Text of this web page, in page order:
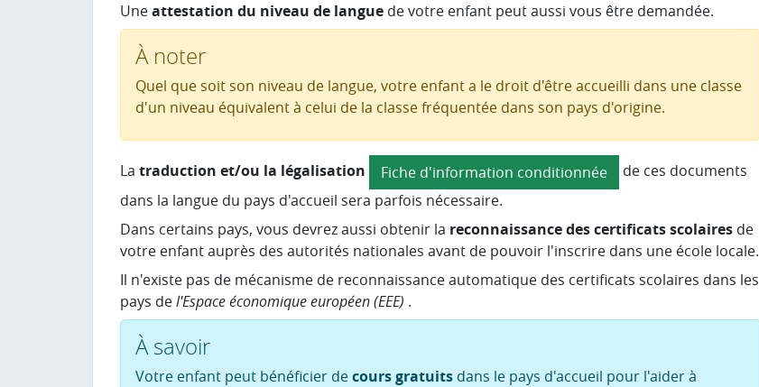
Uneattestation du niveau de langue de votre enfant peut aussi vous être demandée.
À noter
Quel que soit son niveau de langue, votre enfant a le droit d'être accueilli dans une classe
d'un niveau équivalent à celui de la classe fréquentée dans son pays d'origine.
La traduction et/ou la légalisation Fiche d'information conditionnée
de ces documents
dans la langue du pays d'accueil sera parfois nécessaire.
Dans certains pays, vous devrez aussi obtenir la reconnaissance des certificats scolaires de
votre enfant auprès des autorités nationales avant de pouvoir l'inscrire dans une école locale.
Il n'existe pas de mécanisme de reconnaissance automatique des certificats scolaires dans les
pays del'Espace économique européen (EEE) .
À savoir
Votre enfant peut bénéficier decours gratuits dans le pays d'accueil pour l'aider à